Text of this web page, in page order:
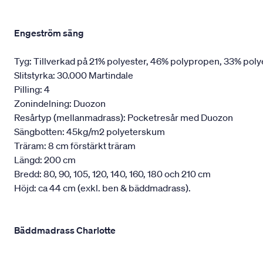
Engeström säng
Tyg: Tillverkad på 21% polyester, 46% polypropen, 33%
Slitstyrka: 30.000 Martindale
Pilling: 4
Zonindelning: Duozon
Resårtyp (mellanmadrass): Pocketresår med Duozon
Sängbotten: 45kg/m2 polyeterskum
Träram: 8 cm förstärkt träram
Längd: 200 cm
Bredd: 80, 90, 105, 120, 140, 160, 180 och 210 cm
Höjd: ca 44 cm (exkl. ben & bäddmadrass).
Bäddmadrass Charlotte